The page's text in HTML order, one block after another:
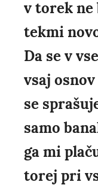
v torek ne
tekmi
Da se v
vsaj
se
samo
ga mi
torej pri